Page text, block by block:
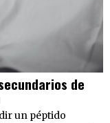
de
un péptido